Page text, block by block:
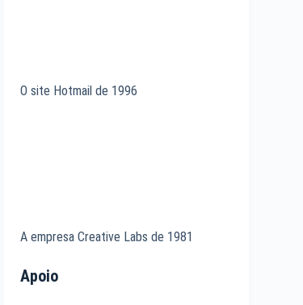
O site Hotmail de 1996
A empresa Creative Labs de 1981
Apoio